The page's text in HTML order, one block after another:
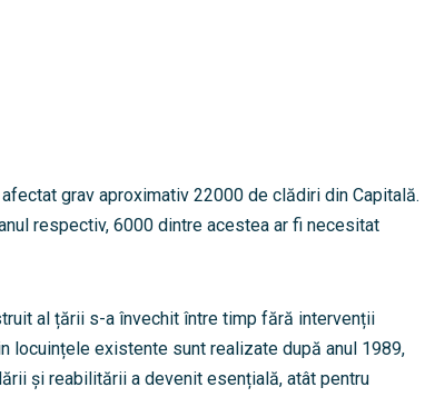
grav aproximativ 22000 de clădiri din Capitală.
respectiv, 6000 dintre acestea ar fi necesitat
al țării s-a învechit între timp fără intervenții
locuințele existente sunt realizate după anul 1989,
și reabilitării a devenit esențială, atât pentru